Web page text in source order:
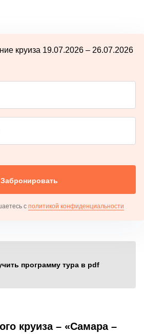
круиза 19.07.2026 – 26.07.2026
Забронировать
с политикой конфиденциальности
программу тура в pdf
круиза – «Самара –